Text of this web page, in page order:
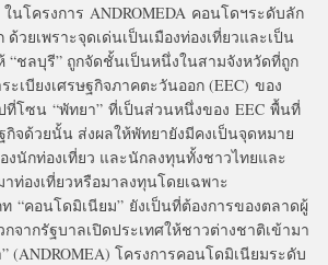
นโครงการ ANDROMEDA คอนโดฯระดับลัก
วยเพราะจุดเด่นเป็นเมืองท่องเที่ยวและเป็น
“ชลบุรี” ถูกจัดชั้นเป็นหนึ่งในสามจังหวัดที่ถูก
เบียงเศรษฐกิจภาคตะวันออก (EEC) ของ
ที่โซน “พัทยา” ที่เป็นส่วนหนึ่งของ EEC พื้นที่
กิจด้วยนั้น ส่งผลให้พัทยายังมีคงเป็นจุดหมาย
งนักท่องเที่ยว และนักลงทุนทั้งชาวไทยและ
ท่องเที่ยวหรือมาลงทุนโดยเฉพาะ
“คอนโดมิเนียม” ยังเป็นที่ต้องการของตลาดผู้
จากรัฐบาลเปิดประเทศให้ชาวต่างชาติเข้ามา
(ANDROMEA) โครงการคอนโดมิเนียมระดับ